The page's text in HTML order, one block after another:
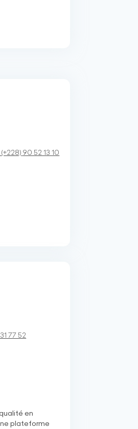
(+228) 90 52 13 10
77 52
en
plateforme